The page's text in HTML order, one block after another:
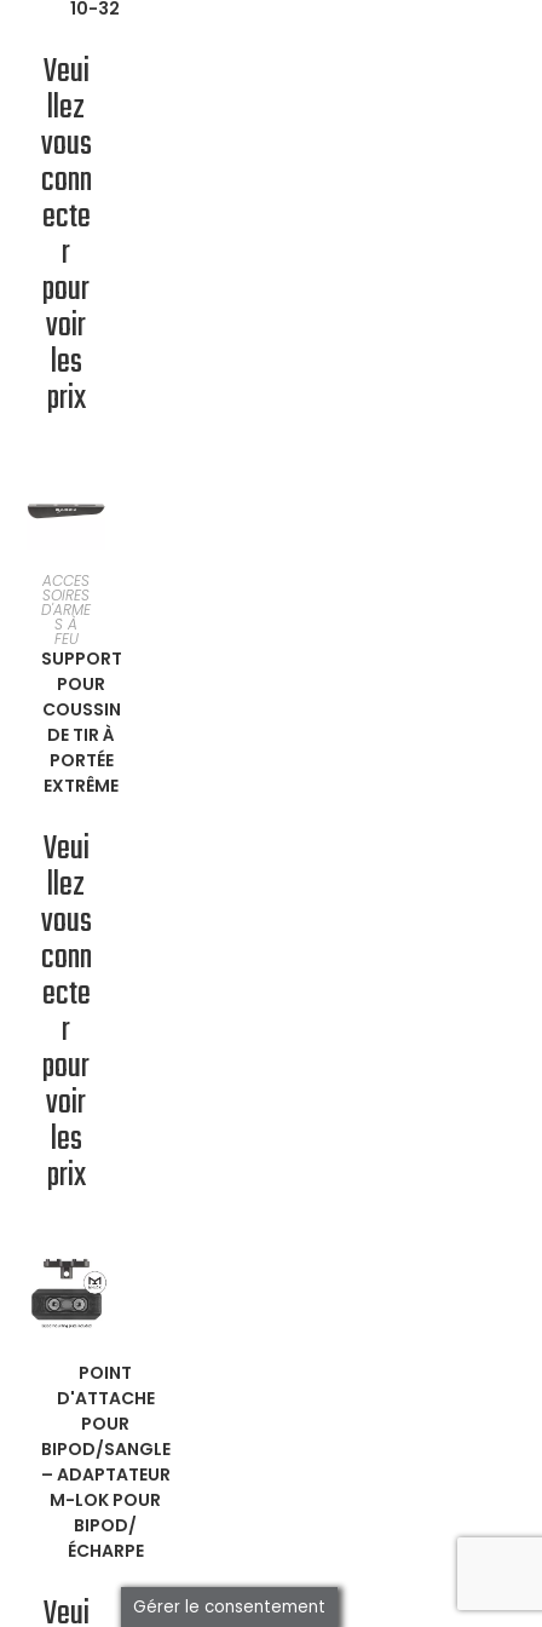
10-32
Veui
llez
vous
conn
ecte
r
pour
voir
les
prix
EN
SAVOIR
PLUS
ACCES
SOIRES
D'ARME
S À
FEU
SUPPORT
POUR
COUSSIN
DE TIR À
PORTÉE
EXTRÊME
Veui
llez
vous
conn
ecte
r
pour
voir
les
prix
SAVOIR
PLUS
POINT
D'ATTACHE
POUR
BIPOD/SANGLE
– ADAPTATEUR
M-LOK POUR
BIPOD/
ÉCHARPE
Veui Gérer le consentement